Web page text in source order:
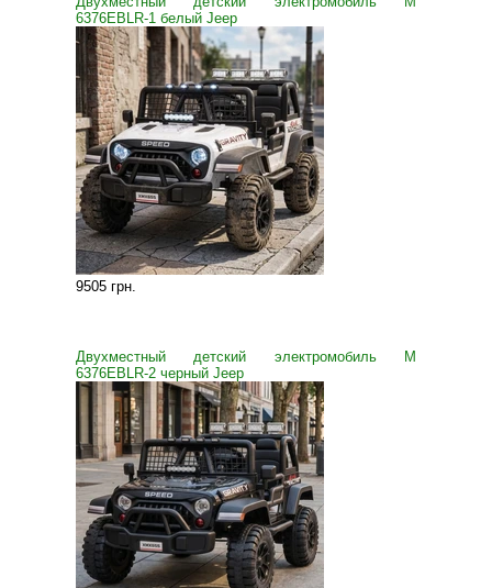
6376EBLR-1 белый Jeep
9505 грн.
Двухместный детский электромобиль M
6376EBLR-2 черный Jeep